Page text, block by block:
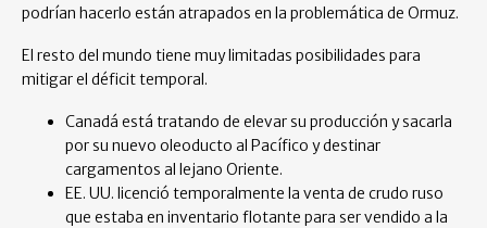
podrían hacerlo están atrapados en la problemática de Ormuz.
El resto del mundo tiene muy limitadas posibilidades para
mitigar el déficit temporal.
Canadá está tratando de elevar su producción y sacarla
por su nuevo oleoducto al Pacífico y destinar
cargamentos al lejano Oriente.
EE. UU. licenció temporalmente la venta de crudo ruso
que estaba en inventario flotante para ser vendido a la